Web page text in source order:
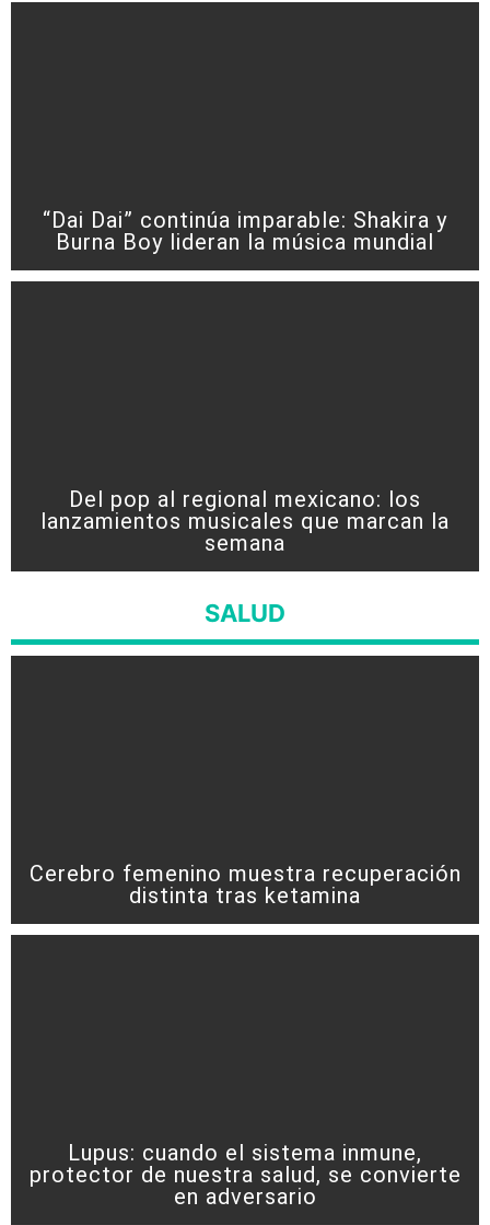
“Dai Dai” continúa imparable: Shakira y
Burna Boy lideran la música mundial
Del pop al regional mexicano: los
lanzamientos musicales que marcan la
semana
SALUD
Cerebro femenino muestra recuperación
distinta tras ketamina
Lupus: cuando el sistema inmune,
protector de nuestra salud, se convierte
en adversario